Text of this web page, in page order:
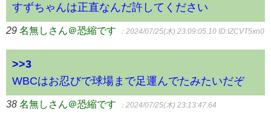
すずちゃんは正直なんだ許してください
29 名無しさん＠恐縮です ：2024/07/25(木) 23:09:05.10 ID:IZCVT5xn0
>>3
WBCはお忍びで球場まで足運んでたみたいだぞ
38 名無しさん＠恐縮です ：2024/07/25(木) 23:13:47.64